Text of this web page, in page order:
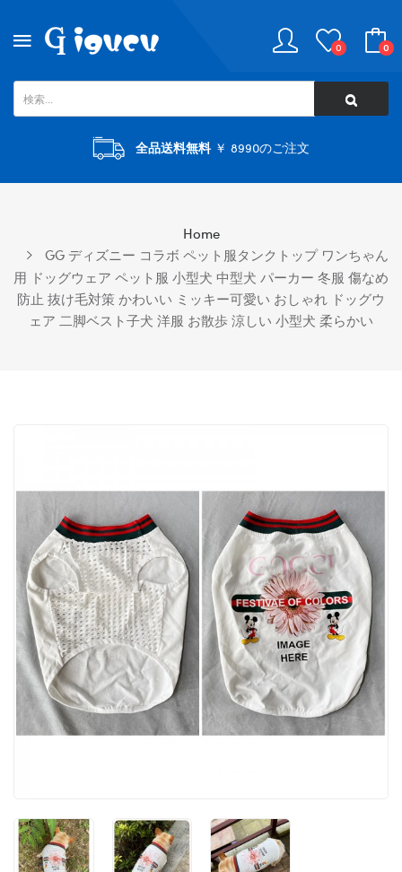
0 0
全品送料無料￥ 8990のご注文
Home
GG ディズニー コラボ ペット服タンクトップ ワンちゃん
用 ドッグウェア ペット服 小型犬 中型犬 パーカー 冬服 傷なめ
防止 抜け毛対策 かわいい ミッキー可愛い おしゃれ ドッグウ
ェア 二脚ベスト子犬 洋服 お散歩 涼しい 小型犬 柔らかい